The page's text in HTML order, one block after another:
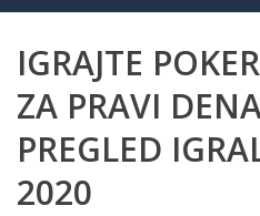
IGRAJTE
ZA PRAVI
PREGLED
2020